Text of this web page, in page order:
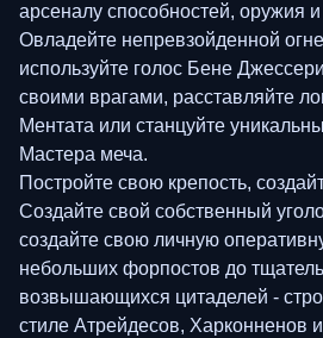
арсеналу способностей, оружия
Овладейте непревзойденной
используйте голос Бене
своими врагами, расставляйте
Ментата или станцуйте
Мастера меча.
Постройте свою крепость,
Создайте свой собственный
создайте свою личную
небольших форпостов до
возвышающихся цитаделей -
стиле Атрейдесов, Харконненов